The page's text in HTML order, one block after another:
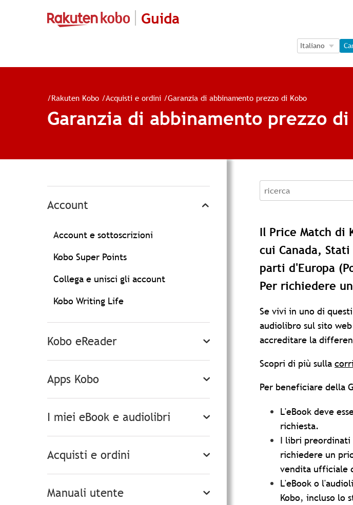
Guida
Language
Language
/Rakuten Kobo /Acquisti e ordini /Garanzia di abbinamento prezzo di Kobo
Garanzia di abbinamento prezzo di
Account
Account e sottoscrizioni
Kobo Super Points
Collega e unisci gli account
Kobo Writing Life
Kobo eReader
Apps Kobo
I miei eBook e audiolibri
Acquisti e ordini
Manuali utente
recherche
Il Price Match di
cui Canada,
parti d'Europa
Per richiedere
Se vivi in uno di
audiolibro sul sito
accreditare la
Scopri di più sulla
Per beneficiare della
L'eBook deve
richiesta.
I libri preordinati
richiedere un
vendita ufficiale
L'eBook o
Kobo, incluso lo